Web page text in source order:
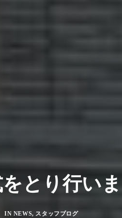
とり行い
IN NEWS, スタッフブログ